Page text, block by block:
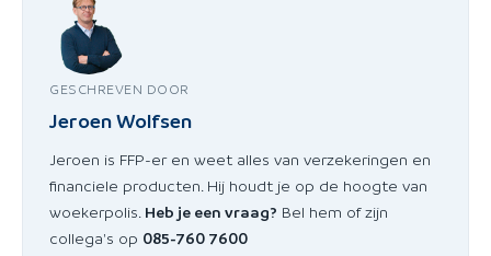
GESCHREVEN DOOR
Jeroen Wolfsen
Jeroen is FFP-er en weet alles van verzekeringen en
financiele producten. Hij houdt je op de hoogte van
woekerpolis. Heb je een vraag? Bel hem of zijn
collega's op 085-760 7600